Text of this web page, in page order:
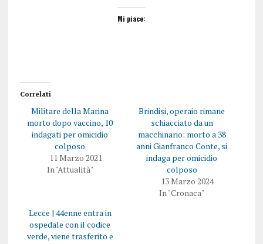
Mi piace:
Correlati
Militare della Marina
morto dopo vaccino, 10
indagati per omicidio
colposo
11 Marzo 2021
In "Attualità"
Brindisi, operaio rimane
schiacciato da un
macchinario: morto a 38
anni Gianfranco Conte, si
indaga per omicidio
colposo
13 Marzo 2024
In "Cronaca"
Lecce | 44enne entra in
ospedale con il codice
verde, viene trasferito e